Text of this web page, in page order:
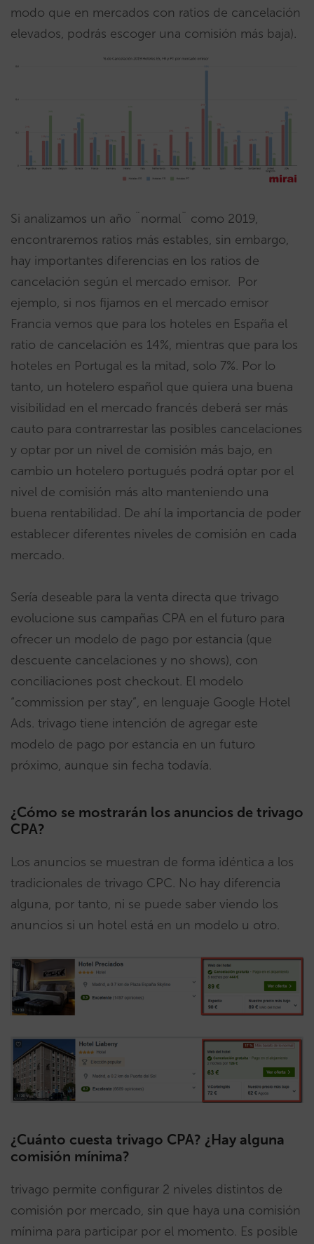
modo que en mercados con ratios de cancelación
elevados, podrás escoger una comisión más baja).
Si analizamos un año ¨normal¨ como 2019,
encontraremos ratios más estables, sin embargo,
hay importantes diferencias en los ratios de
cancelación según el mercado emisor. Por
ejemplo, si nos fijamos en el mercado emisor
Francia vemos que para los hoteles en España el
ratio de cancelación es 14%, mientras que para los
hoteles en Portugal es la mitad, solo 7%. Por lo
tanto, un hotelero español que quiera una buena
visibilidad en el mercado francés deberá ser más
cauto para contrarrestar las posibles cancelaciones
y optar por un nivel de comisión más bajo, en
cambio un hotelero portugués podrá optar por el
nivel de comisión más alto manteniendo una
buena rentabilidad. De ahí la importancia de poder
establecer diferentes niveles de comisión en cada
mercado.
Sería deseable para la venta directa que trivago
evolucione sus campañas CPA en el futuro para
ofrecer un modelo de pago por estancia (que
descuente cancelaciones y no shows), con
conciliaciones post checkout. El modelo
“commission per stay”, en lenguaje Google Hotel
Ads. trivago tiene intención de agregar este
modelo de pago por estancia en un futuro
próximo, aunque sin fecha todavía.
¿Cómo se mostrarán los anuncios de trivago
CPA?
Los anuncios se muestran de forma idéntica a los
tradicionales de trivago CPC. No hay diferencia
alguna, por tanto, ni se puede saber viendo los
anuncios si un hotel está en un modelo u otro.
¿Cuánto cuesta trivago CPA? ¿Hay alguna
comisión mínima?
trivago permite configurar 2 niveles distintos de
comisión por mercado, sin que haya una comisión
mínima para participar por el momento. Es posible